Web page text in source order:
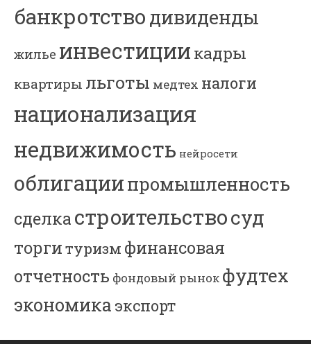
банкротство дивиденды
жилье инвестиции кадры
квартиры льготы медтех налоги
национализация
недвижимость нейросети
облигациипромышленность
сделкастроительствосуд
торгитуризм финансовая
отчетность фондовый рынок фудтех
экономика экспорт